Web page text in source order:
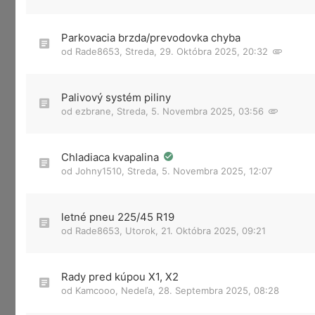
Parkovacia brzda/prevodovka chyba
od Rade8653 Streda, 29. Októbra 2025, 20:32
Palivový systém piliny
od ezbrane Streda, 5. Novembra 2025, 03:56
Chladiaca kvapalina
od Johny1510 Streda, 5. Novembra 2025, 12:07
letné pneu 225/45 R19
od Rade8653 Utorok, 21. Októbra 2025, 09:21
Rady pred kúpou X1, X2
od Kamcooo Nedeľa, 28. Septembra 2025, 08:28